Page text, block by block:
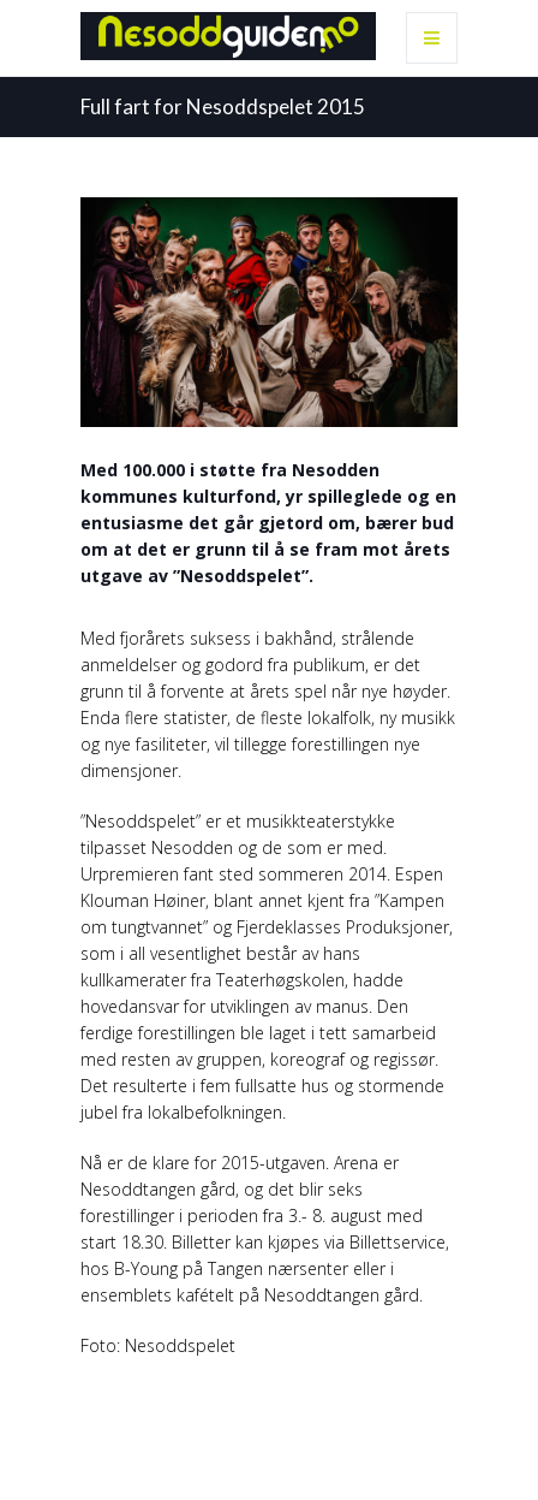
Full fart for Nesoddspelet 2015
Med 100.000 i støtte fra Nesodden
kommunes kulturfond, yr spilleglede og en
entusiasme det går gjetord om, bærer bud
om at det er grunn til å se fram mot årets
utgave av ”Nesoddspelet”.
Med fjorårets suksess i bakhånd, strålende
anmeldelser og godord fra publikum, er det
grunn til å forvente at årets spel når nye høyder.
Enda flere statister, de fleste lokalfolk, ny musikk
og nye fasiliteter, vil tillegge forestillingen nye
dimensjoner.
”Nesoddspelet” er et musikkteaterstykke
tilpasset Nesodden og de som er med.
Urpremieren fant sted sommeren 2014. Espen
Klouman Høiner, blant annet kjent fra ”Kampen
om tungtvannet” og Fjerdeklasses Produksjoner,
som i all vesentlighet består av hans
kullkamerater fra Teaterhøgskolen, hadde
hovedansvar for utviklingen av manus. Den
ferdige forestillingen ble laget i tett samarbeid
med resten av gruppen, koreograf og regissør.
Det resulterte i fem fullsatte hus og stormende
jubel fra lokalbefolkningen.
Nå er de klare for 2015-utgaven. Arena er
Nesoddtangen gård, og det blir seks
forestillinger i perioden fra 3.- 8. august med
start 18.30. Billetter kan kjøpes via Billettservice,
hos B-Young på Tangen nærsenter eller i
ensemblets kafételt på Nesoddtangen gård.
Foto: Nesoddspelet